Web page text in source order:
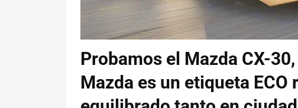
Probamos el Mazda CX-
Mazda es un etiqueta